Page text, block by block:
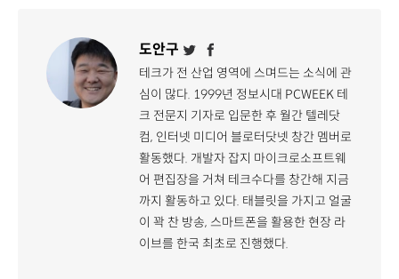
도안구
테크가 전 산업 영역에 스며드는 소식에 관
심이 많다. 1999년 정보시대 PCWEEK 테
크 전문지 기자로 입문한 후 월간 텔레닷
컴, 인터넷 미디어 블로터닷넷 창간 멤버로
활동했다. 개발자 잡지 마이크로소프트웨
어 편집장을 거쳐 테크수다를 창간해 지금
까지 활동하고 있다. 태블릿을 가지고 얼굴
이 꽉 찬 방송, 스마트폰을 활용한 현장 라
이브를 한국 최초로 진행했다.